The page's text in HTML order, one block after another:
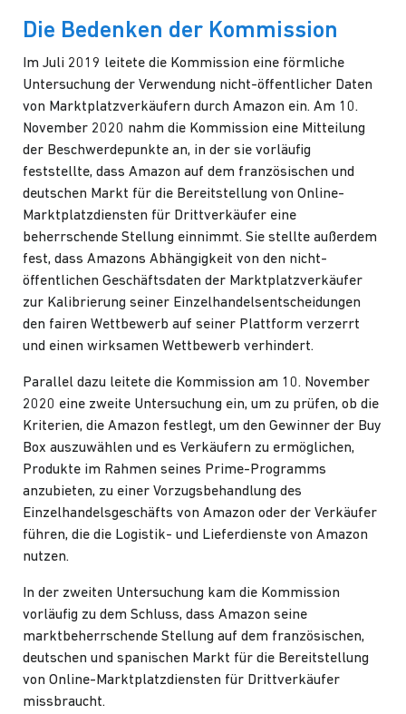
Die Bedenken der Kommission
Im Juli 2019 leitete die Kommission eine förmliche
Untersuchung der Verwendung nicht-öffentlicher Daten
von Marktplatzverkäufern durch Amazon ein. Am 10.
November 2020 nahm die Kommission eine Mitteilung
der Beschwerdepunkte an, in der sie vorläufig
feststellte, dass Amazon auf dem französischen und
deutschen Markt für die Bereitstellung von Online-
Marktplatzdiensten für Drittverkäufer eine
beherrschende Stellung einnimmt. Sie stellte außerdem
fest, dass Amazons Abhängigkeit von den nicht-
öffentlichen Geschäftsdaten der Marktplatzverkäufer
zur Kalibrierung seiner Einzelhandelsentscheidungen
den fairen Wettbewerb auf seiner Plattform verzerrt
und einen wirksamen Wettbewerb verhindert.
Parallel dazu leitete die Kommission am 10. November
2020 eine zweite Untersuchung ein, um zu prüfen, ob die
Kriterien, die Amazon festlegt, um den Gewinner der Buy
Box auszuwählen und es Verkäufern zu ermöglichen,
Produkte im Rahmen seines Prime-Programms
anzubieten, zu einer Vorzugsbehandlung des
Einzelhandelsgeschäfts von Amazon oder der Verkäufer
führen, die die Logistik- und Lieferdienste von Amazon
nutzen.
In der zweiten Untersuchung kam die Kommission
vorläufig zu dem Schluss, dass Amazon seine
marktbeherrschende Stellung auf dem französischen,
deutschen und spanischen Markt für die Bereitstellung
von Online-Marktplatzdiensten für Drittverkäufer
missbraucht.